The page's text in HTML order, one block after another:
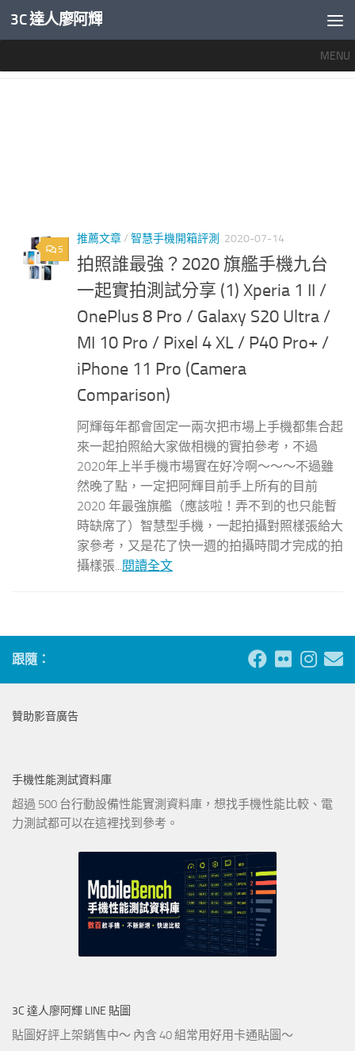
內文下方
3C 達人廖阿輝
MENU
5
推薦文章/ 智慧手機開箱評測 2020-07-14
拍照誰最強？2020 旗艦手機九台
一起實拍測試分享 (1) Xperia 1 II /
OnePlus 8 Pro / Galaxy S20 Ultra /
MI 10 Pro / Pixel 4 XL / P40 Pro+ /
iPhone 11 Pro (Camera
Comparison)
阿輝每年都會固定一兩次把市場上手機都集合起
來一起拍照給大家做相機的實拍參考，不過
2020年上半手機市場實在好冷啊～～～不過雖
然晚了點，一定把阿輝目前手上所有的目前
2020 年最強旗艦（應該啦！弄不到的也只能暫
時缺席了）智慧型手機，一起拍攝對照樣張給大
家參考，又是花了快一週的拍攝時間才完成的拍
攝樣張...閱讀全文
跟隨：
贊助影音廣告
手機性能測試資料庫
超過 500 台行動設備性能實測資料庫，想找手機性能比較、電
力測試都可以在這裡找到參考。
3C 達人廖阿輝 LINE 貼圖
貼圖好評上架銷售中～ 內含 40 組常用好用卡通貼圖～